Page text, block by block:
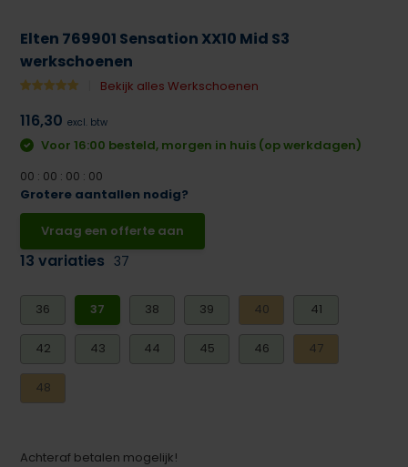
Elten 769901 Sensation XX10 Mid S3
werkschoenen
Bekijk alles Werkschoenen
116,30 excl. btw
Voor 16:00 besteld, morgen in huis (op werkdagen)
00 : 00 : 00 : 00
Grotere aantallen nodig?
Vraag een offerte aan
13 variaties 37
36 37 38 39 40 41
42 43 44 45 46 47
48
Achteraf betalen mogelijk!